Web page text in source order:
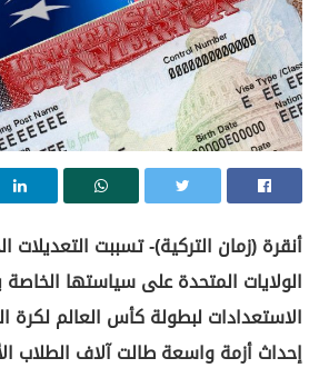
أنقرة (زمان التركية)- تسببت التعديلات
الولايات المتحدة على سياستها الخاصة
إحداث أزمة واسعة طالت آلاف الطلاب